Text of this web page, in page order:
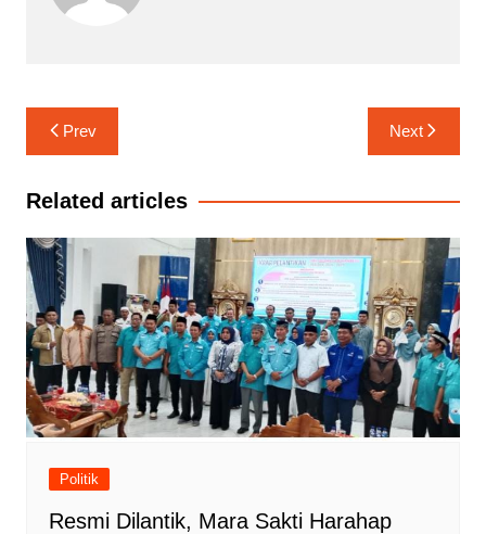
Navigasi
pos
Prev Next
Related articles
Politik
Resmi Dilantik, Mara Sakti Harahap